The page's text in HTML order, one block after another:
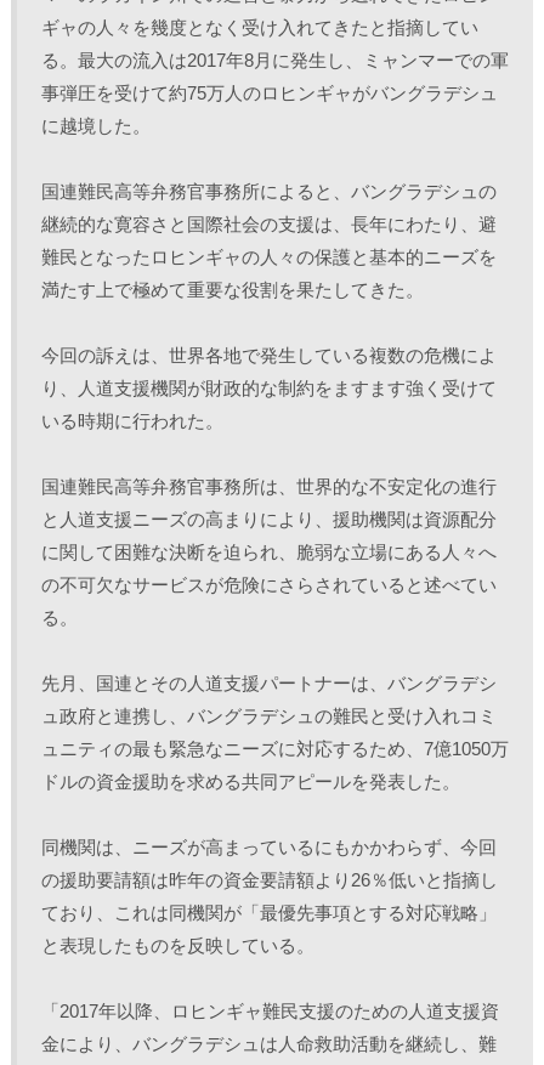
ギャの人々を幾度となく受け入れてきたと指摘してい
る。最大の流入は2017年8月に発生し、ミャンマーでの軍
事弾圧を受けて約75万人のロヒンギャがバングラデシュ
に越境した。
国連難民高等弁務官事務所によると、バングラデシュの
継続的な寛容さと国際社会の支援は、長年にわたり、避
難民となったロヒンギャの人々の保護と基本的ニーズを
満たす上で極めて重要な役割を果たしてきた。
今回の訴えは、世界各地で発生している複数の危機によ
り、人道支援機関が財政的な制約をますます強く受けて
いる時期に行われた。
国連難民高等弁務官事務所は、世界的な不安定化の進行
と人道支援ニーズの高まりにより、援助機関は資源配分
に関して困難な決断を迫られ、脆弱な立場にある人々へ
の不可欠なサービスが危険にさらされていると述べてい
る。
先月、国連とその人道支援パートナーは、バングラデシ
ュ政府と連携し、バングラデシュの難民と受け入れコミ
ュニティの最も緊急なニーズに対応するため、7億1050万
ドルの資金援助を求める共同アピールを発表した。
同機関は、ニーズが高まっているにもかかわらず、今回
の援助要請額は昨年の資金要請額より26％低いと指摘し
ており、これは同機関が「最優先事項とする対応戦略」
と表現したものを反映している。
「2017年以降、ロヒンギャ難民支援のための人道支援資
金により、バングラデシュは人命救助活動を継続し、難